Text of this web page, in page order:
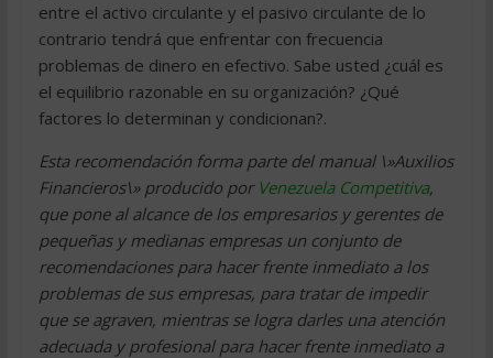
entre el activo circulante y el pasivo circulante de lo
contrario tendrá que enfrentar con frecuencia
problemas de dinero en efectivo. Sabe usted ¿cuál es
el equilibrio razonable en su organización? ¿Qué
factores lo determinan y condicionan?.
Esta recomendación forma parte del manual \»Auxilios
Financieros\» producido por Venezuela Competitiva,
que pone al alcance de los empresarios y gerentes de
pequeñas y medianas empresas un conjunto de
recomendaciones para hacer frente inmediato a los
problemas de sus empresas, para tratar de impedir
que se agraven, mientras se logra darles una atención
adecuada y profesional para hacer frente inmediato a